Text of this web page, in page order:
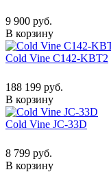
9 900 руб.
В корзину
Cold Vine C142-KBT2
188 199 руб.
В корзину
Cold Vine JC-33D
8 799 руб.
В корзину